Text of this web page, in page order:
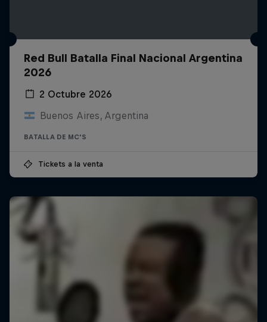
Red Bull Batalla Final Nacional Argentina
2026
2 Octubre 2026
Buenos Aires, Argentina
BATALLA DE MC'S
Tickets a la venta